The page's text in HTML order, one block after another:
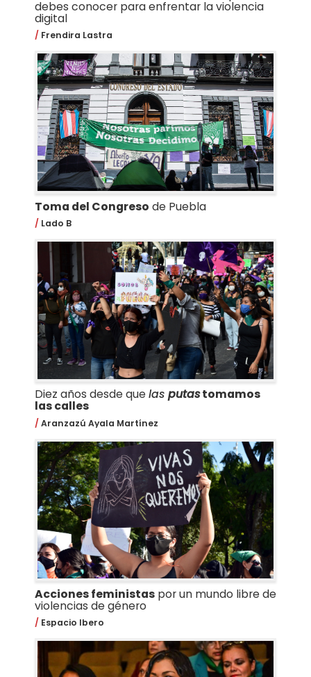
debes conocer para enfrentar la violencia
digital
Frendira Lastra
Toma del Congreso de Puebla
Lado B
Diez años desde quelas putastomamos
las calles
Aranzazú Ayala Martínez
Acciones feministaspor un mundo libre de
violencias de género
Espacio Ibero